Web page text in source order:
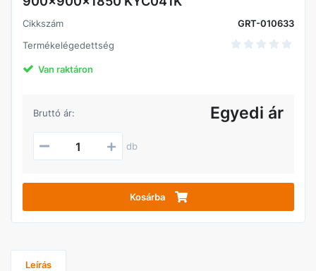
Cikkszám
GRT-010633
Termékelégedettség
Van raktáron
Bruttó ár: Egyedi ár
db
Kosárba
Leírás